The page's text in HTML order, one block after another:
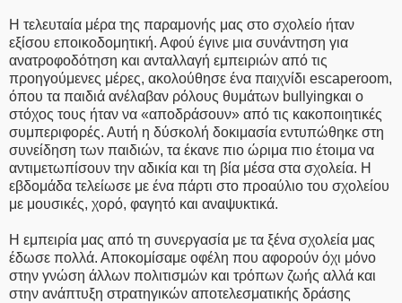
Η τελευταία μέρα της παραμονής μας στο σχολείο ήταν
εξίσου εποικοδομητική. Αφού έγινε μια συνάντηση για
ανατροφοδότηση και ανταλλαγή εμπειριών από τις
προηγούμενες μέρες, ακολούθησε ένα παιχνίδι escaperoom,
όπου τα παιδιά ανέλαβαν ρόλους θυμάτων bullyingκαι ο
στόχος τους ήταν να «αποδράσουν» από τις κακοποιητικές
συμπεριφορές. Αυτή η δύσκολή δοκιμασία εντυπώθηκε στη
συνείδηση των παιδιών, τα έκανε πιο ώριμα πιο έτοιμα να
αντιμετωπίσουν την αδικία και τη βία μέσα στα σχολεία. Η
εβδομάδα τελείωσε με ένα πάρτι στο προαύλιο του σχολείου
με μουσικές, χορό, φαγητό και αναψυκτικά.
Η εμπειρία μας από τη συνεργασία με τα ξένα σχολεία μας
έδωσε πολλά. Αποκομίσαμε οφέλη που αφορούν όχι μόνο
στην γνώση άλλων πολιτισμών και τρόπων ζωής αλλά και
στην ανάπτυξη στρατηγικών αποτελεσματικής δράσης